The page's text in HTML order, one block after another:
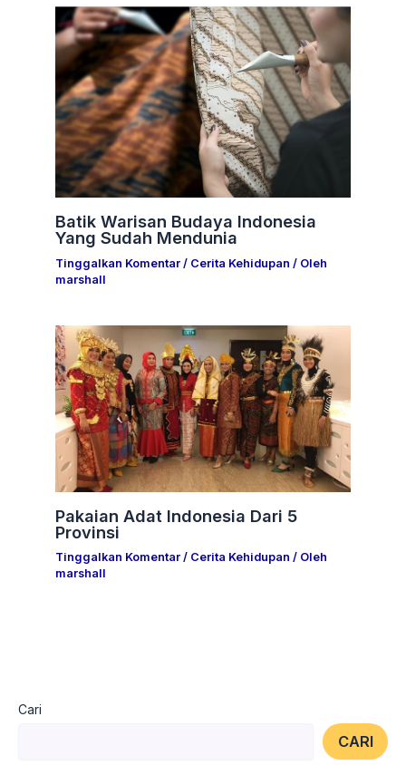
Batik Warisan Budaya Indonesia
Yang Sudah Mendunia
Tinggalkan Komentar / Cerita Kehidupan / Oleh
marshall
Pakaian Adat Indonesia Dari 5
Provinsi
Tinggalkan Komentar / Cerita Kehidupan / Oleh
marshall
Cari
CARI